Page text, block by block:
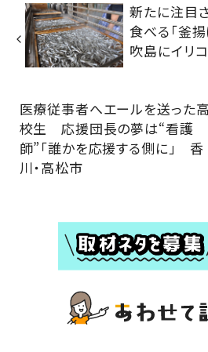
新たに注目
食べる「釜
吹島にイリ
医療従事者へエールを送った高
校生 応援団長の夢は“看護
師”「誰かを応援する側に」 香
川・高松市